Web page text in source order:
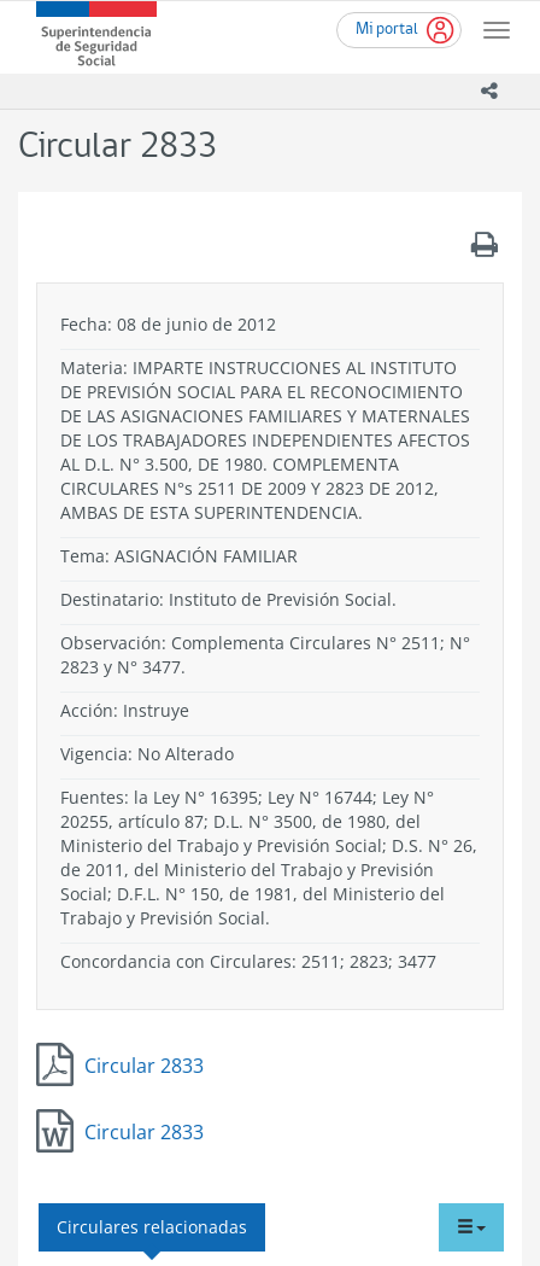
contenido
Mi portal
Toggle
Superintendencia
de
-
Circular 2833
Fecha: 08 de junio de 2012
Materia: IMPARTE INSTRUCCIONES AL INSTITUTO
DE PREVISIÓN SOCIAL PARA EL RECONOCIMIENTO
DE LAS ASIGNACIONES FAMILIARES Y MATERNALES
DE LOS TRABAJADORES INDEPENDIENTES AFECTOS
AL D.L. N° 3.500, DE 1980. COMPLEMENTA
CIRCULARES N°s 2511 DE 2009 Y 2823 DE 2012,
AMBAS DE ESTA SUPERINTENDENCIA.
Tema: ASIGNACIÓN FAMILIAR
Destinatario: Instituto de Previsión Social.
Observación: Complementa Circulares N° 2511; N°
2823 y N° 3477.
Acción: Instruye
Vigencia: No Alterado
Fuentes: la Ley N° 16395; Ley N° 16744; Ley N°
20255, artículo 87; D.L. N° 3500, de 1980, del
Ministerio del Trabajo y Previsión Social; D.S. N° 26,
de 2011, del Ministerio del Trabajo y Previsión
Social; D.F.L. N° 150, de 1981, del Ministerio del
Trabajo y Previsión Social.
Concordancia con Circulares: 2511; 2823; 3477
Circular 2833
Circular 2833
menu
Circulares relacionadas